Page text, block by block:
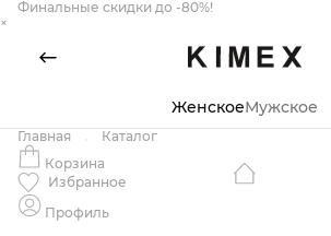
Финальные скидки до -80%!
×
ЖенскоеМужское
Главная
Каталог
Корзина
Избранное
Профиль